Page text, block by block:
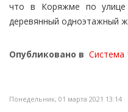
что в Коряжме по улице
деревянный одноэтажный
Опубликовано в Система
Понедельник, 01 марта 2021 13:14